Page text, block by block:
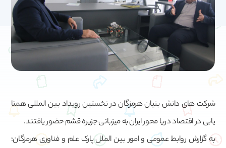
شرکت های دانش بنیان هرمزگان در نخستین رویداد بین المللی همتا
یابی در اقتصاد دریا محور ایران به میزبانی جزیره قشم حضور یافتند.
به گزارش روابط عمومی و امور بین الملل پارک علم و فناوری هرمزگان؛